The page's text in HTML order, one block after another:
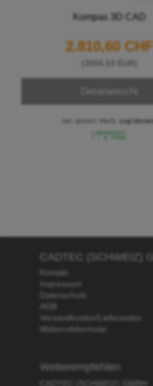
Kompas 3D CAD
2.810,60 CHF
Detailansicht
inkl. gesetzl. MwSt.
CADTEC (SCHWEIZ)
Kontakt
Impressum
Datenschutz
Versandkosten/Lieferzeiten
Widerrufsformular
Weiterempfehlen